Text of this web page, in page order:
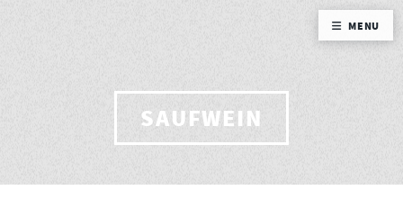
SAUFWEIN
MENU